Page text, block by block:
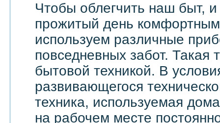
Чтобы облегчить наш быт,
прожитый день
используем различные
повседневных забот. Такая
бытовой техникой. В
развивающегося
техника, используемая
на рабочем месте